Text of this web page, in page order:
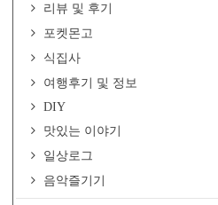
리뷰 및 후기
포켓몬고
식집사
여행후기 및 정보
DIY
맛있는 이야기
일상로그
음악즐기기